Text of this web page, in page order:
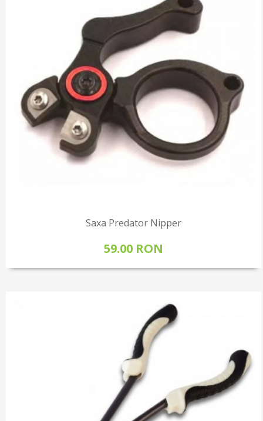
Saxa Predator Nipper
59.00 RON